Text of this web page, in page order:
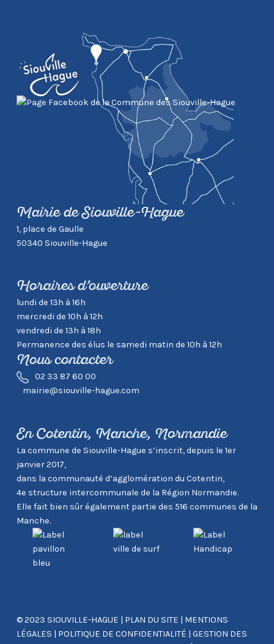
Mairie de Siouville-Hague
1, place de Gaulle
50340 Siouville-Hague
Horaires d’ouverture
lundi de 13h à 16h
mercredi de 10h à 12h
vendredi de 13h à 18h
Permanence des élus le samedi matin de 10h à 12h
Nous contacter
02 33 87 60 00
mairie@siouville-hague.com
En Cotentin, Manche, Normandie
La commune de Siouville-Hague s’inscrit, depuis le 1er
janvier 2017,
dans la communauté d’agglomération du Cotentin,
4e structure intercommunale de la Région Normandie.
Elle fait bien sûr également partie des 516 communes de la
Manche.
© 2023 SIOUVILLE-HAGUE | PLAN DU SITE | MENTIONS
LÉGALES | POLITIQUE DE CONFIDENTIALITÉ | GESTION DES